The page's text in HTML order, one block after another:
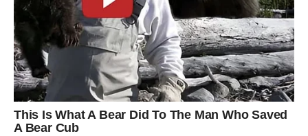
Oni koji su prošli kroz razočaranja sada ulaze u period
emocionalnog isceljenja .
Nova ljubav dolazi tiho, ali duboko. Za zauzete Device
– rešavanje problema, iskreni razgovori i jačanje veze.
Zdravlje i unutrašnji mir
Veliki plus ovog perioda je i